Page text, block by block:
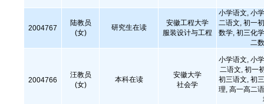
2004767
陆教员
(女)
研究生在读
安徽工程大学
服装设计与工程
小学语文, 小
二语文, 初一
数学, 初三化
二
2004766
汪教员
(女)
本科在读
安徽大学
社会学
小学语文, 小
二语文, 初一
初三语文, 初
理, 高一高二